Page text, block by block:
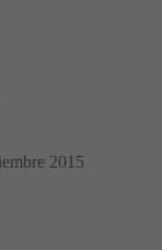
2015
de Cine
Malos - Estrenos